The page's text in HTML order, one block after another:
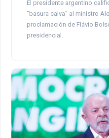
El presidente argentino
“basura calva” al ministro
proclamación de Flávio
presidencial.